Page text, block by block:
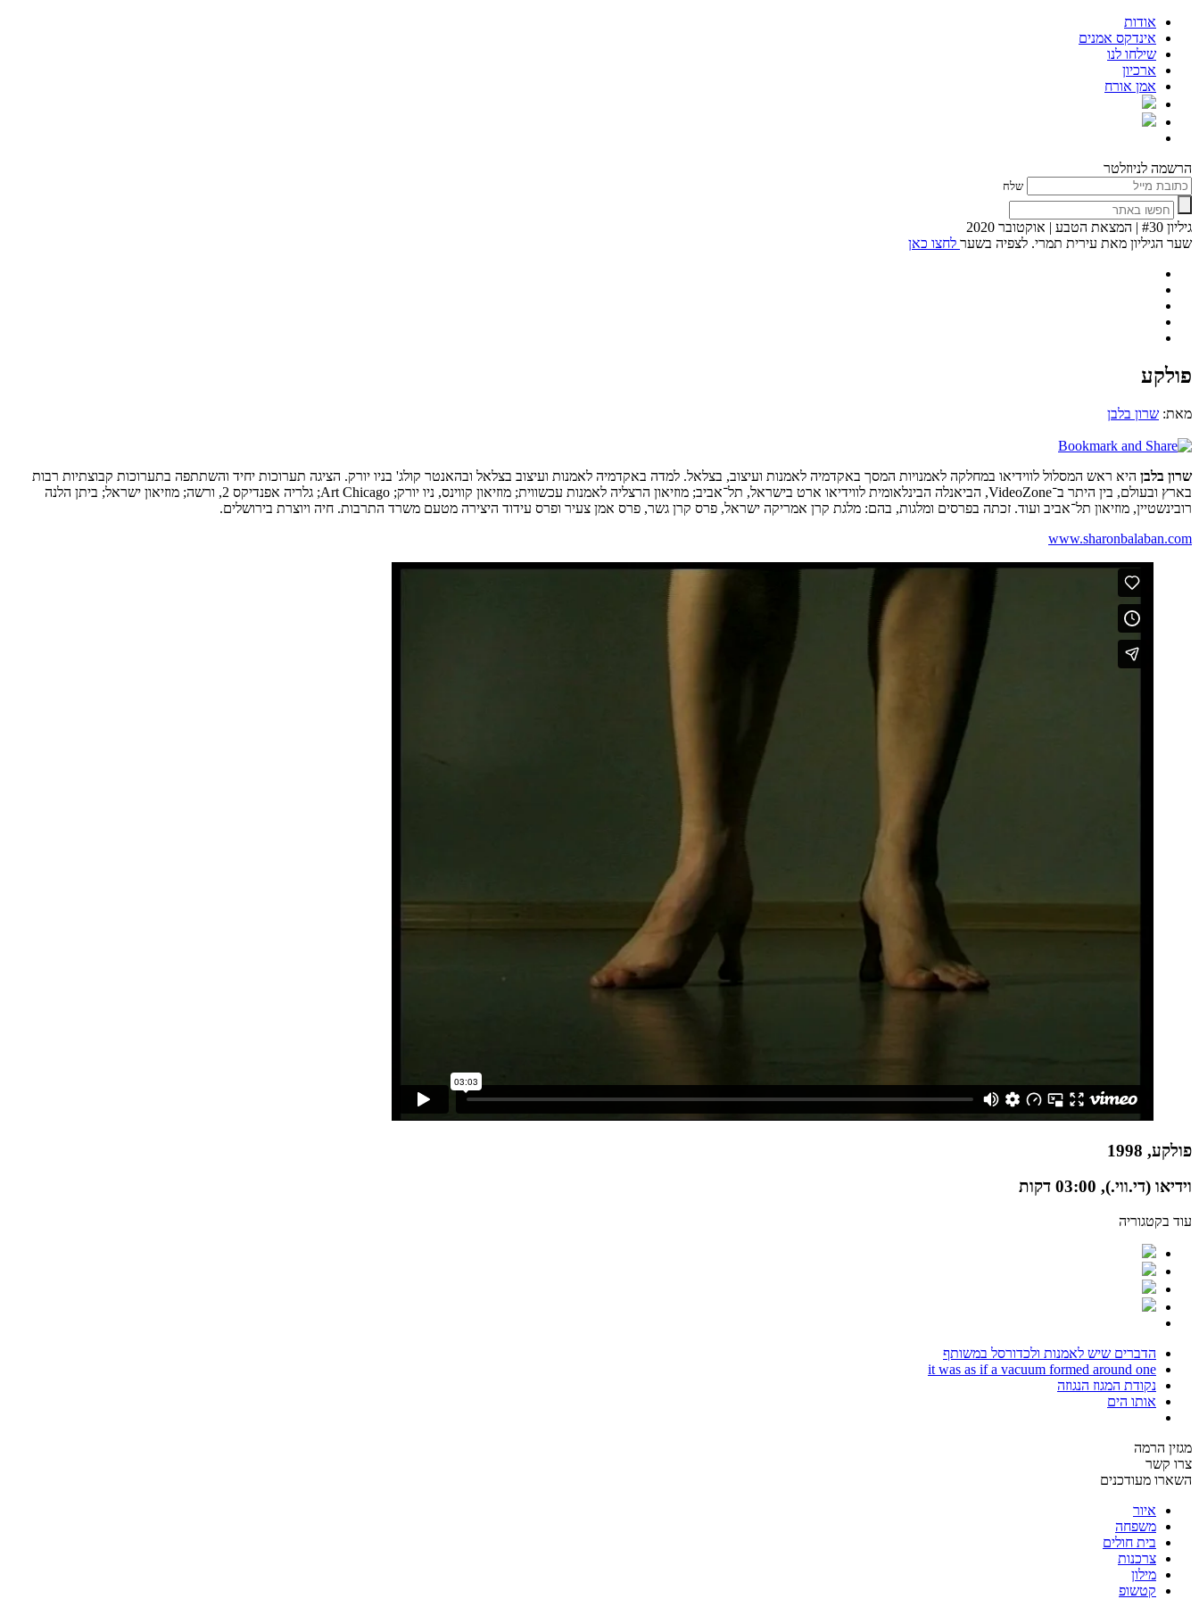
אודות
אינדקס אמנים
שילחו לנו
ארכיון
אמן אורח
הרשמה לניוזלטר
שלח
גיליון #30 | המצאת הטבע | אוקטובר 2020
שער הגיליון מאת עירית תמרי. לצפיה בשער לחצו כאן
פולקע
מאת: שרון בלבן
שרון בלבן היא ראש המסלול לווידיאו במחלקה לאמנויות המסך באקדמיה לאמנות ועיצוב, בצלאל. למדה באקדמיה לאמנות ועיצוב בצלאל ובהאנטר קולג' בניו יורק. הציגה תערוכות יחיד והשתתפה בתערוכות קבוצתיות רבות
בארץ ובעולם, בין היתר ב־VideoZone, הביאנלה הבינלאומית לווידיאו ארט בישראל, תל־אביב; מוזיאון הרצליה לאמנות עכשווית; מוזיאון קווינס, ניו יורק; Art Chicago; גלריה אפנדיקס 2, ורשה; מוזיאון ישראל; ביתן הלנה
רובינשטיין, מוזיאון תל־אביב ועוד. זכתה בפרסים ומלגות, בהם: מלגת קרן אמריקה ישראל, פרס קרן גשר, פרס אמן צעיר ופרס עידוד היצירה מטעם משרד התרבות. חיה ויוצרת בירושלים.
www.sharonbalaban.com
פולקע, 1998
וידיאו (די.ווי.), 03:00 דקות
עוד בקטגוריה
הדברים שיש לאמנות ולכדורסל במשותף
it was as if a vacuum formed around one
נקודת המגוז הנגוזה
אותו הים
מגזין הרמה
צרו קשר
השארו מעודכנים
איור
משפחה
בית חולים
צרכנות
מילון
קטשופ